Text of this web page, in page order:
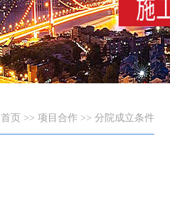
首页 >> 项目合作 >> 分院成立条件